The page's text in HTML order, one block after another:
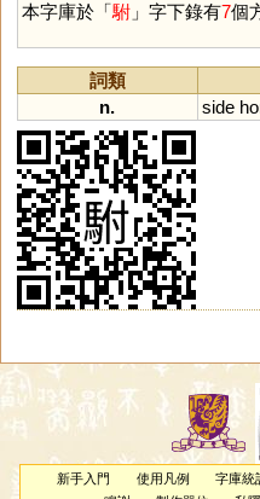
本字庫於「駙」字下錄有7個
詞類
n.
side
新手入門 使用凡例 字庫統